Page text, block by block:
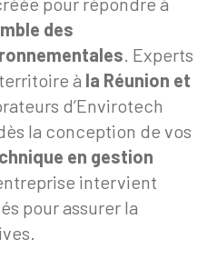
des
. Experts
à la Réunion et
d’Envirotech
la conception de vos
en gestion
intervient
pour assurer la